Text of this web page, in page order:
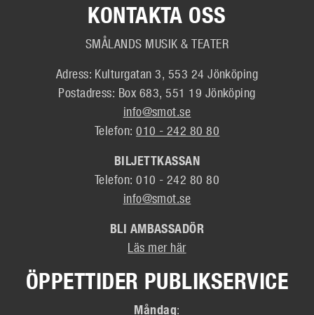
KONTAKTA OSS
SMÅLANDS MUSIK & TEATER
Adress: Kulturgatan 3, 553 24 Jönköping
Postadress: Box 683, 551 19 Jönköping
info@smot.se
Telefon:010 - 242 80 80
BILJETTKASSAN
Telefon: 010 - 242 80 80
info@smot.se
BLI AMBASSADÖR
Läs mer här
ÖPPETTIDER PUBLIKSERVICE
Måndag: